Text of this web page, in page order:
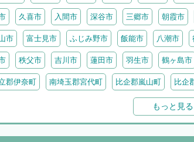
久喜市 入間市 深谷市 三郷市 朝霞市
市 富士見市 ふじみ野市 飯能市 八潮市
秩父市 吉川市 蓮田市 羽生市 鶴ヶ島市
郡伊奈町 南埼玉郡宮代町 比企郡嵐山町 比企
比企郡ときがわ町 入間
郡杉戸町 北葛飾郡松伏町 児玉郡上里町 児玉
もっと見る